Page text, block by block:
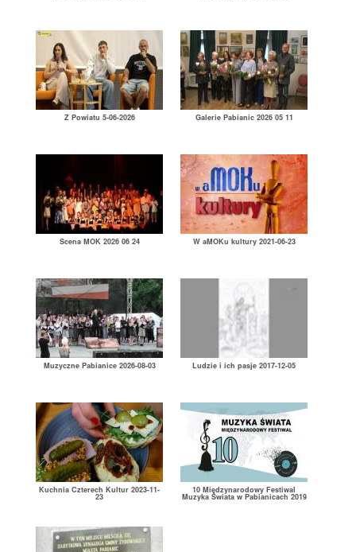
Z Powiatu 5-06-2026 Galerie Pabianic 2026 05 11
Scena MOK 2026 06 24 W aMOKu kultury 2021-06-23
Muzyczne Pabianice 2026-08-03 Ludzie i ich pasje 2017-12-05
Kuchnia Czterech Kultur 2023-11-
23
10 Międzynarodowy Festiwal
Muzyka Świata w Pabianicach 2019